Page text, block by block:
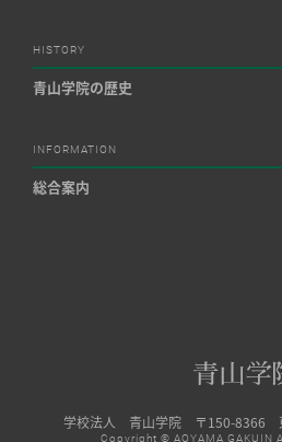
HISTORY
青山学院の歴史
INFORMATION
総合案内
学校法人 青山学院 〒150-8366
Copyright © AOYAMA GAKUIN